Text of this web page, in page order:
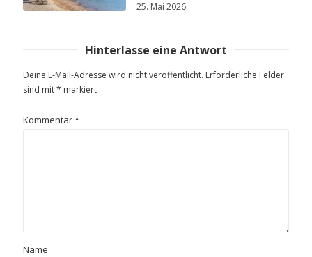
25. Mai 2026
Hinterlasse eine Antwort
Deine E-Mail-Adresse wird nicht veröffentlicht. Erforderliche Felder
sind mit* markiert
Kommentar*
Name